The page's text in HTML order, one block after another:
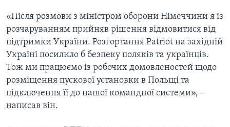
«Після розмови з міністром оборони Німеччини я із
розчаруванням прийняв рішення відмовитися від
підтримки України. Розгортання Patriot на західній
Україні посилило б безпеку поляків та українців.
Тож ми працюємо із робочих домовленостей щодо
розміщення пускової установки в Польщі та
підключення її до нашої командної системи», -
написав він.